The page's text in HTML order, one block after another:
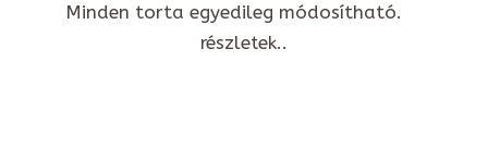
Minden torta egyedileg módosítható.
részletek..